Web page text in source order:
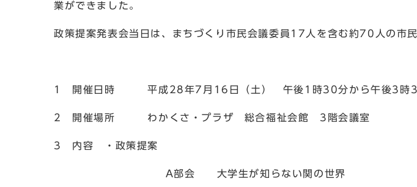
業ができました。
政策提案発表会当日は、まちづくり市民会議委員17人を含む約70人の市民
1 開催日時 平成28年7月16日（土） 午後1時30分から午後3時
2 開催場所 わかくさ・プラザ 総合福祉会館 3階会議室
3 内容 ・政策提案
A部会 大学生が知らない関の世界